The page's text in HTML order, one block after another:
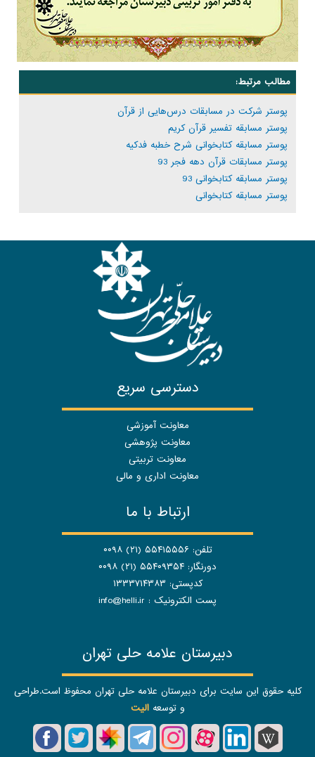
مطالب مرتبط:
پوستر شرکت در مسابقات درس‌هایی از قرآن
پوستر مسابقه تفسیر قرآن کریم
پوستر مسابقه کتابخوانی شرح خطبه فدکیه
پوستر مسابقات قرآن دهه فجر 93
پوستر مسابقه کتابخوانی 93
پوستر مسابقه کتابخوانی
دسترسی سریع
معاونت آموزشی
معاونت پژوهشی
معاونت تربیتی
معاونت اداری و مالی
ارتباط با ما
تلفن: ۵۵۴۱۵۵۵۶ (۲۱) ۰۰۹۸
دورنگار: ۵۵۴۰۹۳۵۴ (۲۱) ۰۰۹۸
کدپستی: ۱۳۳۳۷۱۴۳۸۳
پست الکترونیک : info@helli.ir
دبیرستان علامه حلی تهران
کلیه حقوق این سایت برای دبیرستان علامه حلی تهران محفوظ است.طراحی
و توسعهالیت